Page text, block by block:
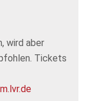
wird aber
Tickets